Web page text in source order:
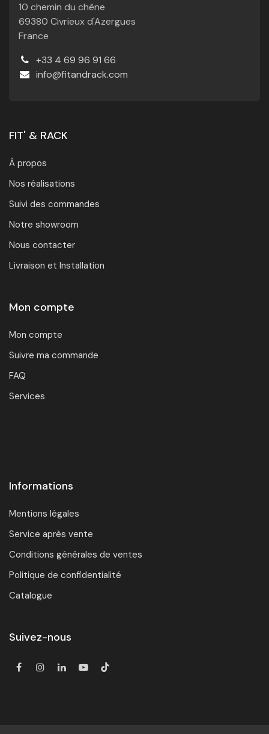
10 chemin du chêne
69380 Civrieux d'Azergues
France
+33 4 69 96 91 66
info@fitandrack.com
FIT' & RACK
À propos
Nos réalisations
Suivi des commandes
Notre showroom
Nous contacter
Livraison et Installation
Mon compte
Mon compte
Suivre ma commande
FAQ
Services
Informations
Mentions légales
Service après vente
Conditions générales de ventes
Politique de confidentialité
Catalogue
Suivez-nous